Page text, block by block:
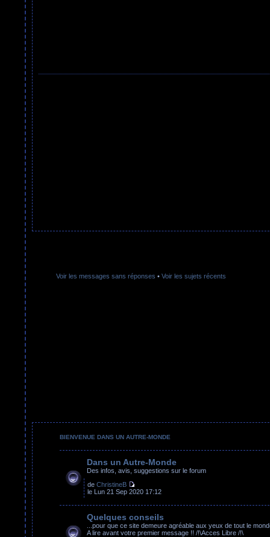
Voir les messages sans réponses • Voir les sujets récents
BIENVENUE DANS UN AUTRE-MONDE
Dans un Autre-Monde
Des infos, avis, suggestions sur le forum
de ChristineB
le Lun 21 Sep 2020 17:12
Quelques conseils
...pour que ce site demeure agréable aux yeux de tout le
A lire avant votre premier message !! /!\Acces Libre /!\